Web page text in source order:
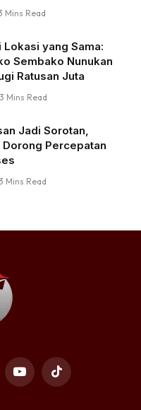
Mins Read
yang Sama:
Sembako Nunukan
Ratusan Juta
3 Mins Read
Jadi Sorotan,
Dorong Percepatan
Mins Read
YouTubeTikTok